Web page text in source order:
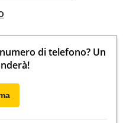
di telefono? Un